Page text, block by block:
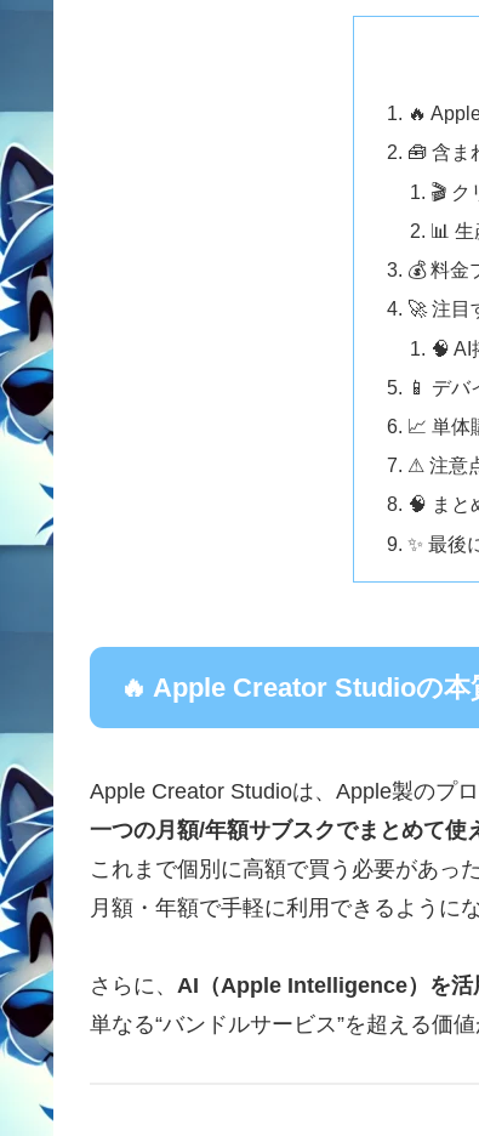
🔥
🧰 含ま
🎬 ク
📊
💰 料金
🚀 注目
🧠 AI
📱 デ
📈 単体
⚠ 注意
🧠 まと
✨ 最後
🔥 Apple Creator Studioの本
Apple Creator Studioは、Apple製のプ
一つの月額/年額サブスクでまとめて使
これまで個別に高額で買う必要があっ
月額・年額で手軽に利用できるように
さらに、 AI（Apple Intelligence）を活
単なる“バンドルサービス”を超える価